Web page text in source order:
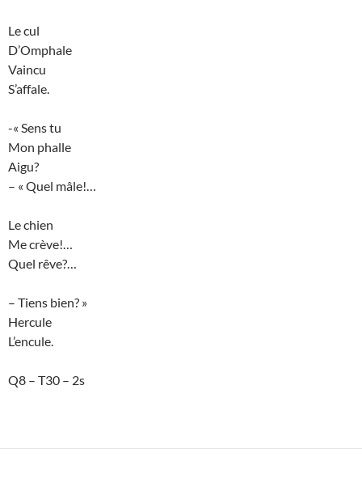
Le cul
D’Omphale
Vaincu
S’affale.
-« Sens tu
Mon phalle
Aigu?
– « Quel mâle!…
Le chien
Me crève!…
Quel rêve?…
– Tiens bien? »
Hercule
L’encule.
Q8 – T30 – 2s